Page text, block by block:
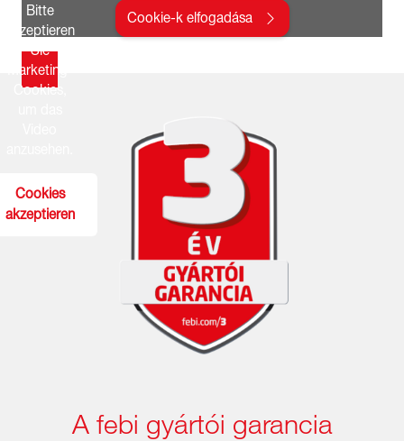
Cookie-k elfogadása
Bitte
akzeptieren
Sie
Marketing-
Cookies,
Cookies
akzeptieren
A febi gyártói garancia